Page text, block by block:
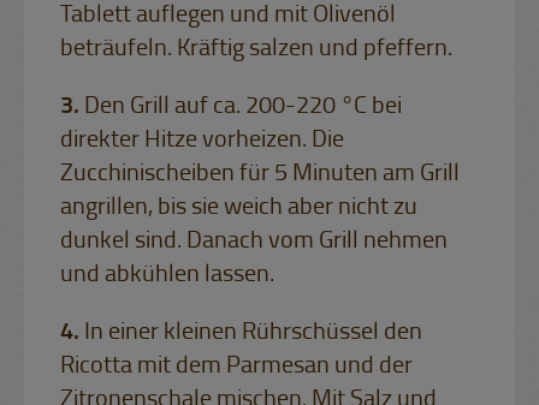
Tablett auflegen und mit Olivenöl
beträufeln. Kräftig salzen und pfeffern.
Den Grill auf ca. 200-220 °C bei
direkter Hitze vorheizen. Die
Zucchinischeiben für 5 Minuten am Grill
angrillen, bis sie weich aber nicht zu
dunkel sind. Danach vom Grill nehmen
und abkühlen lassen.
In einer kleinen Rührschüssel den
Ricotta mit dem Parmesan und der